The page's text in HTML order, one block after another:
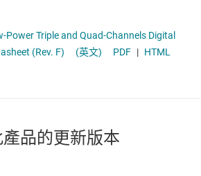
Triple and Quad-Channels Digital
(Rev. F)
(英文) PDF | HTML
品的更新版本